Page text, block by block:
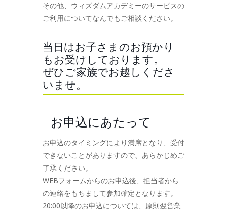
その他、ウィズダムアカデミーのサービスの
ご利用についてなんでもご相談ください。
当日はお子さまのお預かり
もお受けしております。
ぜひご家族でお越しくださ
いませ。
お申込にあたって
お申込のタイミングにより満席となり、受付
できないことがありますので、あらかじめご
了承ください。
WEBフォームからのお申込後、担当者から
の連絡をもちまして参加確定となります。
20:00以降のお申込については、原則翌営業